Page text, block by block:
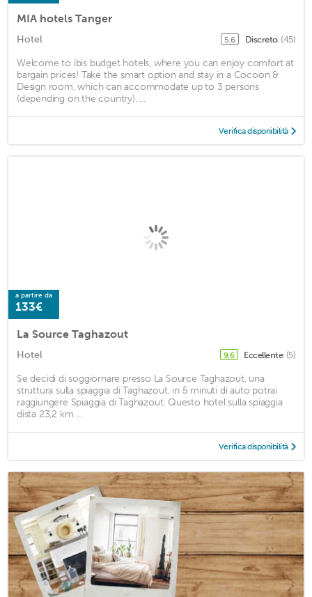
MIA hotels Tanger
Hotel 5,6 Discreto (45)
Welcome to ibis budget hotels, where you can enjoy comfort at
bargain prices! Take the smart option and stay in a Cocoon &
Design room, which can accommodate up to 3 persons
(depending on the country). ...
Verifica disponibilità
a partire da
133€
La Source Taghazout
Hotel 9,6 Eccellente (5)
Se decidi di soggiornare presso La Source Taghazout, una
struttura sulla spiaggia di Taghazout, in 5 minuti di auto potrai
raggiungere Spiaggia di Taghazout. Questo hotel sulla spiaggia
dista 23,2 km ...
Verifica disponibilità